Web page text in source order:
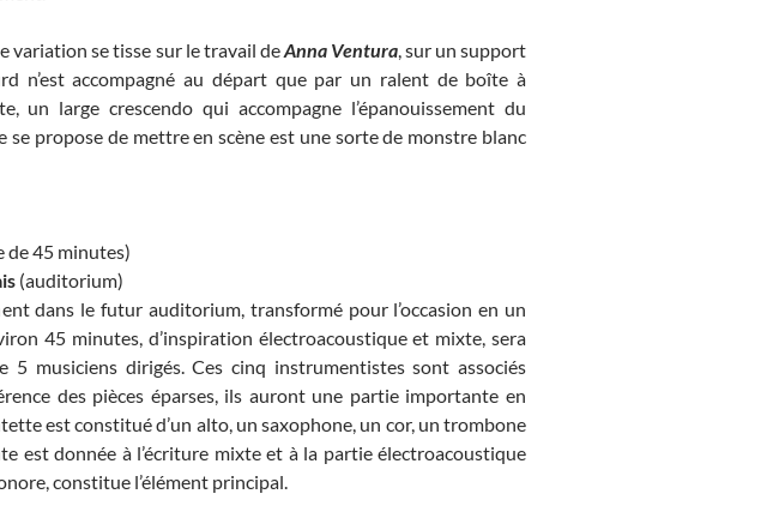
variation se tisse sur le travail deAnna Ventura, sur un support
n’est accompagné au départ que par un ralent de boîte à
un large crescendo qui accompagne l’épanouissement du
se propose de mettre en scène est une sorte de monstre blanc
de 45 minutes)
(auditorium)
dans le futur auditorium, transformé pour l’occasion en un
45 minutes, d’inspiration électroacoustique et mixte, sera
musiciens dirigés. Ces cinq instrumentistes sont associés
des pièces éparses, ils auront une partie importante en
est constitué d’un alto, un saxophone, un cor, un trombone
est donnée à l’écriture mixte et à la partie électroacoustique
constitue l’élément principal.